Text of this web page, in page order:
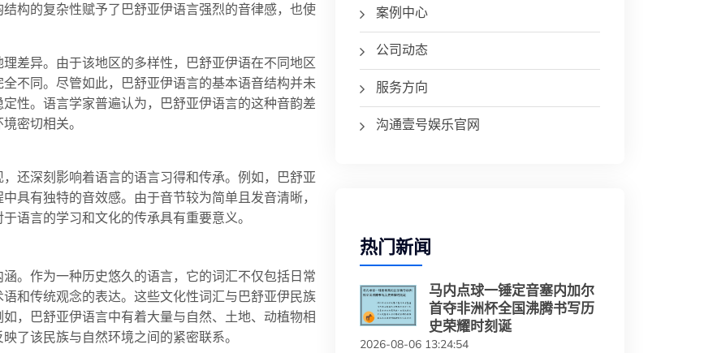
构的复杂性赋予了巴舒亚伊语言强烈的音律感，也使
差异。由于该地区的多样性，巴舒亚伊语在不同地区
不同。尽管如此，巴舒亚伊语言的基本语音结构并未
性。语言学家普遍认为，巴舒亚伊语言的这种音韵差
密切相关。
还深刻影响着语言的语言习得和传承。例如，巴舒亚
具有独特的音效感。由于音节较为简单且发音清晰，
语言的学习和文化的传承具有重要意义。
。作为一种历史悠久的语言，它的词汇不仅包括日常
和传统观念的表达。这些文化性词汇与巴舒亚伊民族
，巴舒亚伊语言中有着大量与自然、土地、动植物相
了该民族与自然环境之间的紧密联系。
案例中心
公司动态
服务方向
沟通壹号娱乐官网
热门新闻
马内点球一锤定音塞内加尔
首夺非洲杯全国沸腾书写历
史荣耀时刻诞
2026-08-06 13:24:54